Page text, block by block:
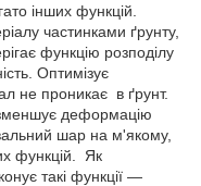
інших функцій.
частинками ґрунту,
функцію розподілу
Оптимізує
не проникає в ґрунт.
деформацію
шар на м'якому,
функцій. Як
такі функції —